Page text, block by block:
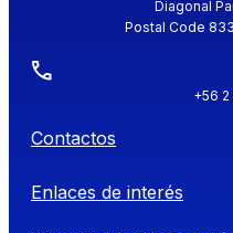
Diagonal
Postal Code
+56
Contactos
Enlaces de interés